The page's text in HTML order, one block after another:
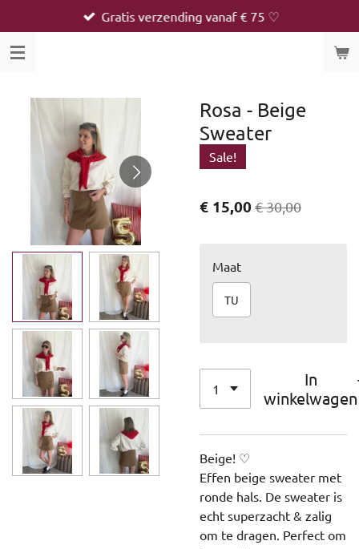
direct
naar
Gratis verzending vanaf € 75 ♡
Rosa - Beige
Sweater
Sale!
€ 15,00€ 30,00
Maat
TU
In
winkelwagen
Beige! ♡
Effen beige sweater met
ronde hals. De sweater is
echt superzacht & zalig
om te dragen. Perfect om